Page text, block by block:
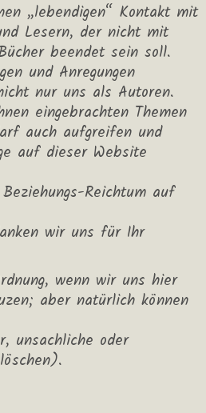
„lebendigen“ Kontakt mit
Lesern, der nicht mit
beendet sein soll.
und Anregungen
nur uns als Autoren.
eingebrachten Themen
auch aufgreifen und
auf dieser Website
Reichtum auf
wir uns für Ihr
wenn wir uns hier
aber natürlich können
unsachliche oder